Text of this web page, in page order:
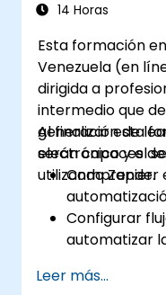
14 Horas
Esta formación
Venezuela (en
dirigida a
intermedio que
generación de
electrónico y el
utilizando Zapier.
Al finalizar esta
serán capaces
Comprender
Configurar
automatizar
Integrar
Leer más...